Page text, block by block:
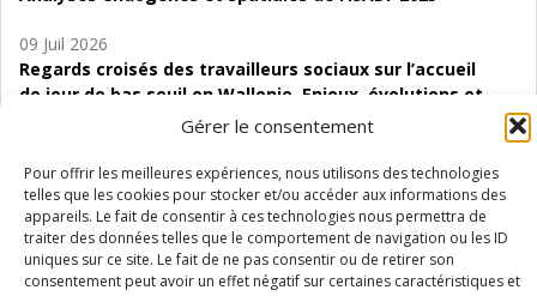
Gérer le consentement
Pour offrir les meilleures expériences, nous utilisons des technologies
telles que les cookies pour stocker et/ou accéder aux informations des
appareils. Le fait de consentir à ces technologies nous permettra de
traiter des données telles que le comportement de navigation ou les ID
uniques sur ce site. Le fait de ne pas consentir ou de retirer son
consentement peut avoir un effet négatif sur certaines caractéristiques et
09 Juil 2026
Regards croisés des travailleurs sociaux sur l’accueil
de jour de bas seuil en Wallonie. Enjeux, évolutions et
06 Juil 2026
Étude d’évaluabilité des Structures
d’accompagnement à l’autocréation d’emploi (SAACE)
01 Juil 2026